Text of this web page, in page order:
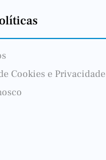
Cookies e Privacidade